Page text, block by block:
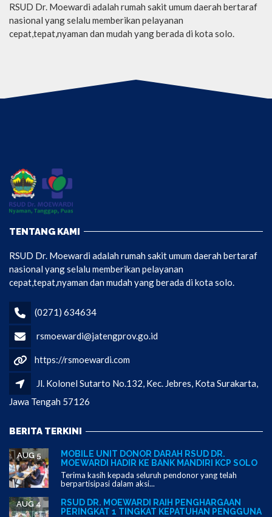
RSUD Dr. Moewardi adalah rumah sakit umum daerah bertaraf
nasional yang selalu memberikan pelayanan
cepat,tepat,nyaman dan mudah yang berada di kota solo.
TENTANG KAMI
RSUD Dr. Moewardi adalah rumah sakit umum daerah bertaraf
nasional yang selalu memberikan pelayanan
cepat,tepat,nyaman dan mudah yang berada di kota solo.
(0271) 634634
rsmoewardi@jatengprov.go.id
https://rsmoewardi.com
Jl. Kolonel Sutarto No.132, Kec. Jebres, Kota Surakarta,
Jawa Tengah 57126
BERITA TERKINI
MOBILE UNIT DONOR DARAH RSUD DR.
MOEWARDI HADIR KE BANK MANDIRI KCP SOLO
AUG 5
Terima kasih kepada seluruh pendonor yang telah
berpartisipasi dalam aksi...
RSUD DR. MOEWARDI RAIH PENGHARGAAN
PERINGKAT 1 TINGKAT KEPATUHAN PENGGUNA
AUG 4